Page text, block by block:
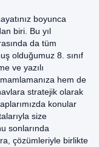
boyunca
biri. Bu yıl
da tüm
olduğumuz 8. sınıf
ve yazılı
hem de
stratejik olarak
konular
size
sonlarında
çözümleriyle birlikte